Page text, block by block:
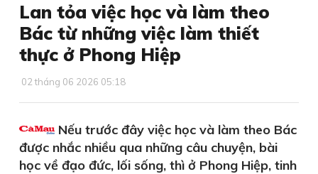
Lan tỏa việc học và làm theo
Bác từ những việc làm thiết
thực ở Phong Hiệp
02 tháng 06 2026 05:18
Nếu trước đây việc học và làm theo Bác
được nhắc nhiều qua những câu chuyện, bài
học về đạo đức, lối sống, thì ở Phong Hiệp, tinh